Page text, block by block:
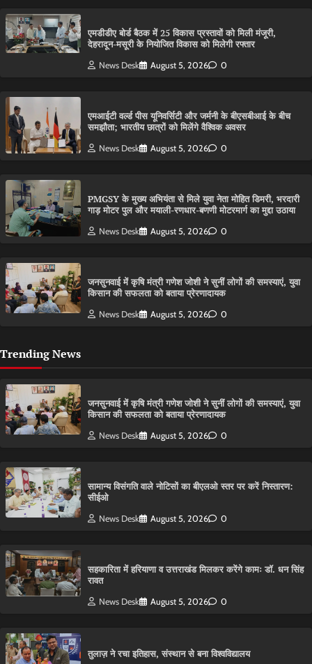
एमडीडीए बोर्ड बैठक में 25 विकास प्रस्तावों को मिली मंजूरी,
देहरादून-मसूरी के नियोजित विकास को मिलेगी रफ्तार
News Desk August 5, 2026 0
एमआईटी वर्ल्ड पीस यूनिवर्सिटी और जर्मनी के बीएसबीआई के बीच
समझौता; भारतीय छात्रों को मिलेंगे वैश्विक अवसर
News Desk August 5, 2026 0
PMGSY के मुख्य अभियंता से मिले युवा नेता मोहित डिमरी, भरदारी
गाड़ मोटर पुल और मयाली-रणधार-बणणी मोटरमार्ग का मुद्दा उठाया
News Desk August 5, 2026 0
जनसुनवाई में कृषि मंत्री गणेश जोशी ने सुनीं लोगों की समस्याएं, युवा
किसान की सफलता को बताया प्रेरणादायक
News Desk August 5, 2026 0
Trending News
जनसुनवाई में कृषि मंत्री गणेश जोशी ने सुनीं लोगों की समस्याएं, युवा
किसान की सफलता को बताया प्रेरणादायक
News Desk August 5, 2026 0
सामान्य विसंगति वाले नोटिसों का बीएलओ स्तर पर करें निस्तारण:
सीईओ
News Desk August 5, 2026 0
सहकारिता में हरियाणा व उत्तराखंड मिलकर करेंगे कामः डाॅ. धन सिंह
रावत
News Desk August 5, 2026 0
तुलाज़ ने रचा इतिहास, संस्थान से बना विश्वविद्यालय